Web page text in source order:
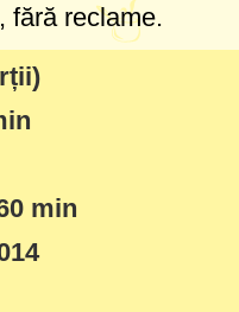
fără reclame.
min